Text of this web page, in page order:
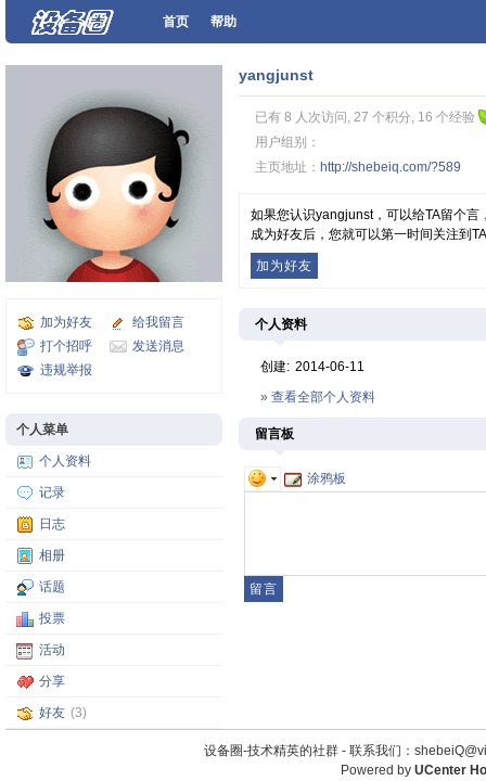
首页 帮助
加为好友
给我留言
打个招呼
发送消息
违规举报
个人菜单
个人资料
记录
日志
相册
话题
投票
活动
分享
好友 (3)
yangjunst
已有 8 人次访问, 27 个积分, 16 个经验
用户组别：
主页地址： http://shebeiq.com/?589
如果您认识yangjunst，可以给TA留个
成为好友后，您就可以第一时间关注到
加为好友
个人资料
创建: 2014-06-11
» 查看全部个人资料
留言板
涂鸦板
设备圈-技术精英的社群 - 联系我们：
Powered by UCenter